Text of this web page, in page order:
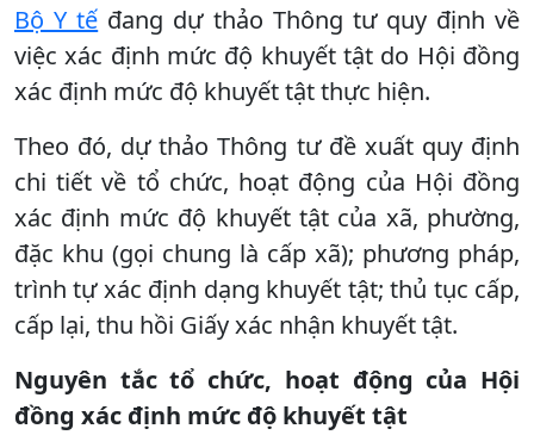
Bộ Y tế đang dự thảo Thông tư quy định về
việc xác định mức độ khuyết tật do Hội đồng
xác định mức độ khuyết tật thực hiện.
Theo đó, dự thảo Thông tư đề xuất quy định
chi tiết về tổ chức, hoạt động của Hội đồng
xác định mức độ khuyết tật của xã, phường,
đặc khu (gọi chung là cấp xã); phương pháp,
trình tự xác định dạng khuyết tật; thủ tục cấp,
cấp lại, thu hồi Giấy xác nhận khuyết tật.
Nguyên tắc tổ chức, hoạt động của Hội
đồng xác định mức độ khuyết tật